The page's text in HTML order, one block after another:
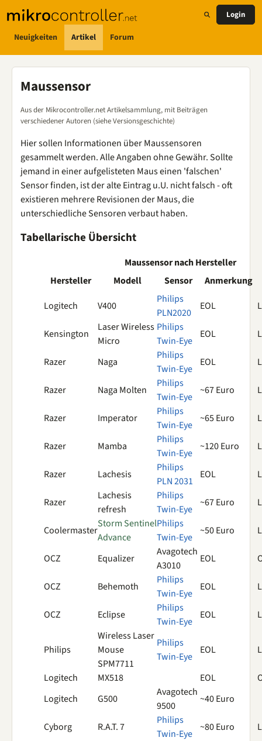
Neuigkeiten Artikel Forum
Login
Maussensor
Aus der Mikrocontroller.net Artikelsammlung, mit Beiträgen
verschiedener Autoren (siehe Versionsgeschichte)
Hier sollen Informationen über Maussensoren
gesammelt werden. Alle Angaben ohne Gewähr. Sollte
jemand in einer aufgelisteten Maus einen 'falschen'
Sensor finden, ist der alte Eintrag u.U. nicht falsch - oft
existieren mehrere Revisionen der Maus, die
unterschiedliche Sensoren verbaut haben.
Tabellarische Übersicht
Maussensor nach Hersteller
Hersteller
Modell Sensor
Anmerkung
Logitech
V400
Philips
PLN2020
EOL
Kensington
Laser Wireless
Micro
Philips
Twin-Eye
EOL
Razer Naga
Philips
Twin-Eye
EOL
Razer Naga Molten
Philips
Twin-Eye
~67 Euro
Razer Imperator
Philips
Twin-Eye
~65 Euro
Razer Mamba
Philips
Twin-Eye
~120 Euro
Razer Lachesis
Philips
PLN 2031
EOL
Razer
Lachesis
refresh
Philips
Twin-Eye
~67 Euro
Coolermaster
Storm Sentinel
Advance
Philips
Twin-Eye
~50 Euro
OCZ Equalizer
Avagotech
A3010
EOL
OCZ Behemoth
Philips
Twin-Eye
EOL
OCZ Eclipse
Philips
Twin-Eye
EOL
Philips
Wireless Laser
Mouse
SPM7711
Philips
Twin-Eye
EOL
Logitech MX518 EOL
Logitech
G500
Avagotech
9500
~40 Euro
Cyborg R.A.T. 7
Philips
Twin-Eye
~80 Euro